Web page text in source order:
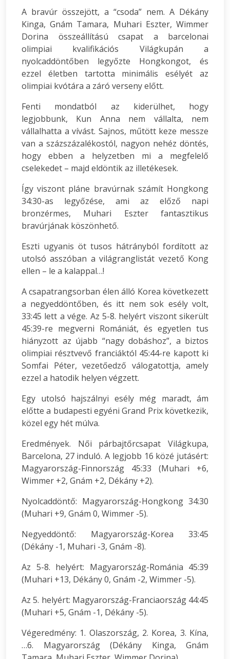
A bravúr összejött, a “csoda” nem. A Dékány
Kinga, Gnám Tamara, Muhari Eszter, Wimmer
Dorina összeállítású csapat a barcelonai
olimpiai kvalifikációs Világkupán a
nyolcaddöntőben legyőzte Hongkongot, és
ezzel életben tartotta minimális esélyét az
olimpiai kvótára a záró verseny előtt.
Fenti mondatból az kiderülhet, hogy
legjobbunk, Kun Anna nem vállalta, nem
vállalhatta a vívást. Sajnos, műtött keze messze
van a százszázalékostól, nagyon nehéz döntés,
hogy ebben a helyzetben mi a megfelelő
cselekedet – majd eldöntik az illetékesek.
Így viszont pláne bravúrnak számít Hongkong
34:30-as legyőzése, ami az előző napi
bronzérmes, Muhari Eszter fantasztikus
bravúrjának köszönhető.
Eszti ugyanis öt tusos hátrányból fordított az
utolsó asszóban a világranglistát vezető Kong
ellen – le a kalappal…!
A csapatrangsorban élen álló Korea következett
a negyeddöntőben, és itt nem sok esély volt,
33:45 lett a vége. Az 5-8. helyért viszont sikerült
45:39-re megverni Romániát, és egyetlen tus
hiányzott az újabb “nagy dobáshoz”, a biztos
olimpiai résztvevő franciáktól 45:44-re kapott ki
Somfai Péter, vezetőedző válogatottja, amely
ezzel a hatodik helyen végzett.
Egy utolsó hajszálnyi esély még maradt, ám
előtte a budapesti egyéni Grand Prix következik,
közel egy hét múlva.
Eredmények. Női párbajtőrcsapat Világkupa,
Barcelona, 27 induló. A legjobb 16 közé jutásért:
Magyarország-Finnország 45:33 (Muhari +6,
Wimmer +2, Gnám +2, Dékány +2).
Nyolcaddöntő: Magyarország-Hongkong 34:30
(Muhari +9, Gnám 0, Wimmer -5).
Negyeddöntő: Magyarország-Korea 33:45
(Dékány -1, Muhari -3, Gnám -8).
Az 5-8. helyért: Magyarország-Románia 45:39
(Muhari +13, Dékány 0, Gnám -2, Wimmer -5).
Az 5. helyért: Magyarország-Franciaország 44:45
(Muhari +5, Gnám -1, Dékány -5).
Végeredmény: 1. Olaszország, 2. Korea, 3. Kína,
…6. Magyarország (Dékány Kinga, Gnám